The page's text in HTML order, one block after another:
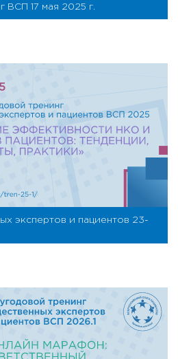
ВСП 17 мая 2025 г.
экспертов и пациентов 23-